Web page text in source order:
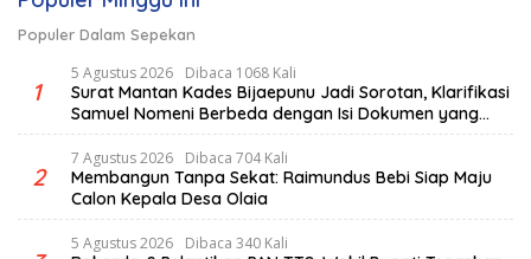
Populer Dalam Sepekan
1
5 Agustus 2026 Dibaca 1068 Kali
Surat Mantan Kades Bijaepunu Jadi Sorotan, Klarifikasi
Samuel Nomeni Berbeda dengan Isi Dokumen yang
Beredar
2
7 Agustus 2026 Dibaca 704 Kali
Membangun Tanpa Sekat: Raimundus Bebi Siap Maju
Calon Kepala Desa Olaia
5 Agustus 2026 Dibaca 340 Kali